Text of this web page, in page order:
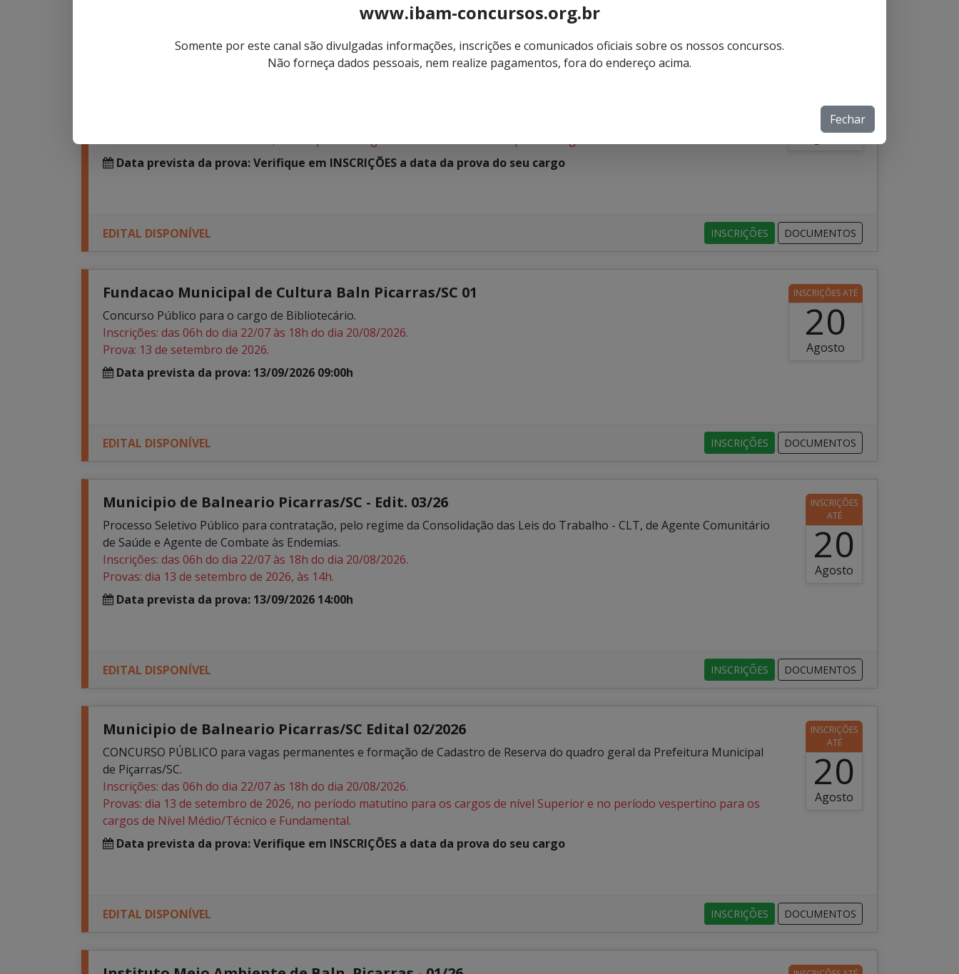
www.ibam-concursos.org.br
Somente por este canal são divulgadas informações, inscrições e comunicados oficiais sobre os nossos concursos.
Não forneça dados pessoais, nem realize pagamentos, fora do endereço acima.
Fechar
Data prevista da prova: Verifique em INSCRIÇÕES a data da prova do seu cargo
25
Agosto
EDITAL DISPONÍVEL INSCRIÇÕES DOCUMENTOS
Fundacao Municipal de Cultura Baln Picarras/SC 01
Concurso Público para o cargo de Bibliotecário.
Inscrições: das 06h do dia 22/07 às 18h do dia 20/08/2026.
Prova: 13 de setembro de 2026.
Data prevista da prova: 13/09/2026 09:00h
INSCRIÇÕES ATÉ
20
Agosto
EDITAL DISPONÍVEL INSCRIÇÕES DOCUMENTOS
Municipio de Balneario Picarras/SC - Edit. 03/26
Processo Seletivo Público para contratação, pelo regime da Consolidação das Leis do Trabalho - CLT, de Agente Comunitário
de Saúde e Agente de Combate às Endemias.
Inscrições: das 06h do dia 22/07 às 18h do dia 20/08/2026.
Provas: dia 13 de setembro de 2026, às 14h.
Data prevista da prova: 13/09/2026 14:00h
INSCRIÇÕES
ATÉ
20
Agosto
EDITAL DISPONÍVEL INSCRIÇÕES DOCUMENTOS
Municipio de Balneario Picarras/SC Edital 02/2026
CONCURSO PÚBLICO para vagas permanentes e formação de Cadastro de Reserva do quadro geral da Prefeitura Municipal
de Piçarras/SC.
Inscrições: das 06h do dia 22/07 às 18h do dia 20/08/2026.
Provas: dia 13 de setembro de 2026, no período matutino para os cargos de nível Superior e no período vespertino para os
cargos de Nível Médio/Técnico e Fundamental.
Data prevista da prova: Verifique em INSCRIÇÕES a data da prova do seu cargo
INSCRIÇÕES
ATÉ
20
Agosto
EDITAL DISPONÍVEL INSCRIÇÕES DOCUMENTOS